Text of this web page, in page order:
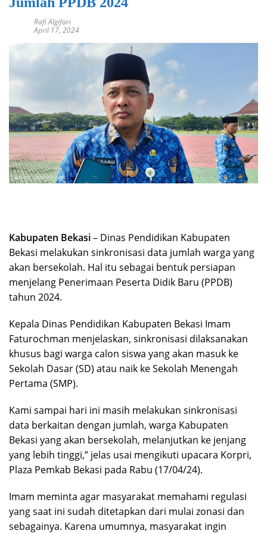
Rafi Algifari
April 17, 2024
Kabupaten Bekasi– Dinas Pendidikan Kabupaten
Bekasi melakukan sinkronisasi data jumlah warga yang
akan bersekolah. Hal itu sebagai bentuk persiapan
menjelang Penerimaan Peserta Didik Baru (PPDB)
tahun 2024.
Kepala Dinas Pendidikan Kabupaten Bekasi Imam
Faturochman menjelaskan, sinkronisasi dilaksanakan
khusus bagi warga calon siswa yang akan masuk ke
Sekolah Dasar (SD) atau naik ke Sekolah Menengah
Pertama (SMP).
Kami sampai hari ini masih melakukan sinkronisasi
data berkaitan dengan jumlah, warga Kabupaten
Bekasi yang akan bersekolah, melanjutkan ke jenjang
yang lebih tinggi,” jelas usai mengikuti upacara Korpri,
Plaza Pemkab Bekasi pada Rabu (17/04/24).
Imam meminta agar masyarakat memahami regulasi
yang saat ini sudah ditetapkan dari mulai zonasi dan
sebagainya. Karena umumnya, masyarakat ingin